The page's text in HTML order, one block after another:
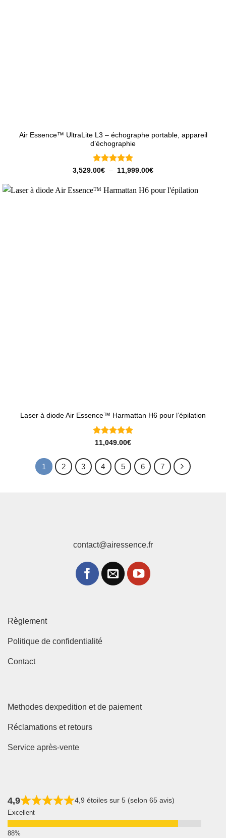
Air Essence™ UltraLite L3 – échographe portable, appareil
d’échographie
Note5 sur
3,529.00€ – 11,999.00€Plage
3,529.00€
Laser à diode Air Essence™ Harmattan H6 pour l’épilation
Note5sur
11,049.00€
1 2 3 4 5 6 7
contact@airessence.fr
Règlement
Politique de confidentialité
Contact
Methodes dexpedition et de paiement
Réclamations et retours
Service après-vente
4,9 4,9 étoiles sur 5 (selon 65 avis)
Excellent